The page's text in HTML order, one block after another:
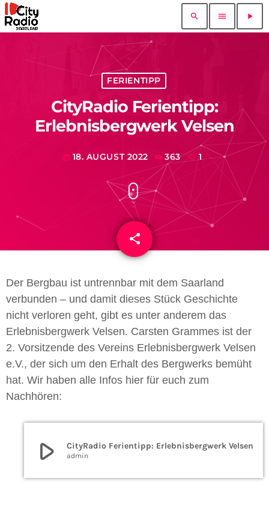
search menu play_arrow
FERIENTIPP
CityRadio Ferientipp:
Erlebnisbergwerk Velsen
today 18. AUGUST 2022 363 1
share
email
Der Bergbau ist untrennbar mit dem Saarland
verbunden – und damit dieses Stück Geschichte
nicht verloren geht, gibt es unter anderem das
Erlebnisbergwerk Velsen. Carsten Grammes ist der
2. Vorsitzende des Vereins Erlebnisbergwerk Velsen
e.V., der sich um den Erhalt des Bergwerks bemüht
hat. Wir haben alle Infos hier für euch zum
Nachhören:
play_arrow CityRadio Ferientipp: Erlebnisbergwerk Velsen
admin